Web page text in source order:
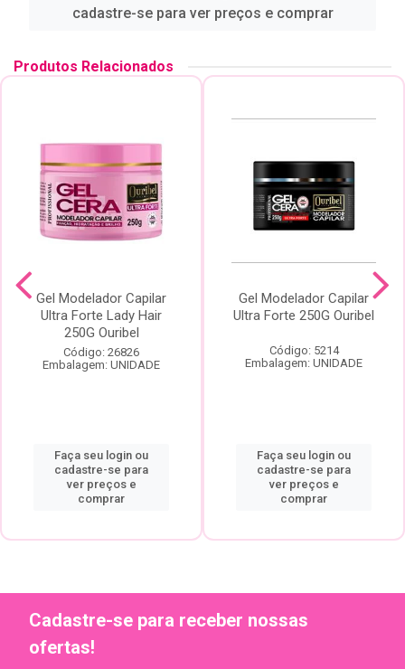
cadastre-se para ver preços e comprar
Produtos Relacionados
Gel Modelador Capilar
Ultra Forte Lady Hair
250G Ouribel
Código: 26826
Embalagem: UNIDADE
Faça seu login ou
cadastre-se para
ver preços e
comprar
Gel Modelador Capilar
Ultra Forte 250G Ouribel
Código: 5214
Embalagem: UNIDADE
Faça seu login ou
cadastre-se para
ver preços e
comprar
Cadastre-se para receber nossas
ofertas!